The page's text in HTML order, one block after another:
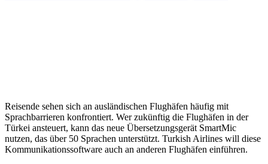
Reisende sehen sich an ausländischen Flughäfen häufig mit
Sprachbarrieren konfrontiert. Wer zukünftig die Flughäfen in der
Türkei ansteuert, kann das neue Übersetzungsgerät SmartMic
nutzen, das über 50 Sprachen unterstützt. Turkish Airlines will diese
Kommunikationssoftware auch an anderen Flughäfen einführen.